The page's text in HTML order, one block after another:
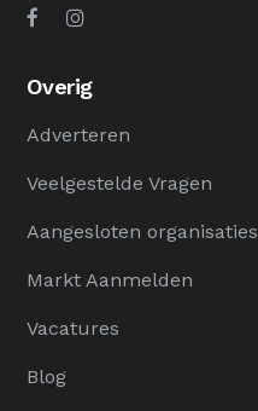
Overig
Adverteren
Veelgestelde Vragen
Aangesloten organisaties
Markt Aanmelden
Vacatures
Blog